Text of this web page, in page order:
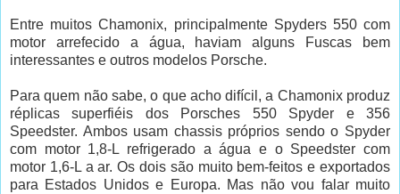
Entre muitos Chamonix, principalmente Spyders 550 com
motor arrefecido a água, haviam alguns Fuscas bem
interessantes e outros modelos Porsche.
Para quem não sabe, o que acho difícil, a Chamonix produz
réplicas superfiéis dos Porsches 550 Spyder e 356
Speedster. Ambos usam chassis próprios sendo o Spyder
com motor 1,8-L refrigerado a água e o Speedster com
motor 1,6-L a ar. Os dois são muito bem-feitos e exportados
para Estados Unidos e Europa. Mas não vou falar muito